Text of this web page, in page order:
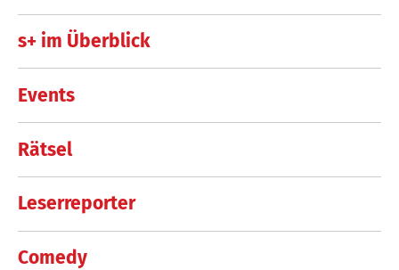
s+ im Überblick
Events
Rätsel
Leserreporter
Comedy